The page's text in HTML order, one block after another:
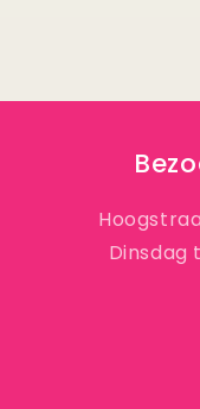
Dinsdag